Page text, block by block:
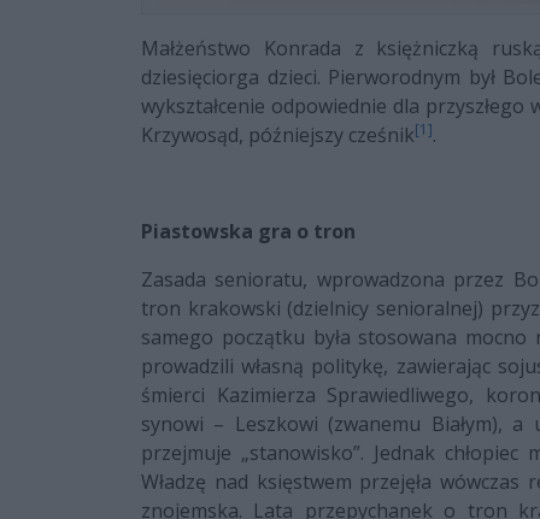
Małżeństwo Konrada z księżniczką
dziesięciorga dzieci. Pierworodnym był
wykształcenie odpowiednie dla
Krzywosąd, późniejszy cześnik[1].
Piastowska gra o tron
Zasada senioratu, wprowadzona przez
tron krakowski (dzielnicy senioralnej)
samego początku była stosowana
prowadzili własną politykę, zawierając
śmierci Kazimierza Sprawiedliwego,
synowi – Leszkowi (zwanemu Białym),
przejmuje „stanowisko”. Jednak
Władzę nad księstwem przejęła
znojemska. Lata przepychanek o tron